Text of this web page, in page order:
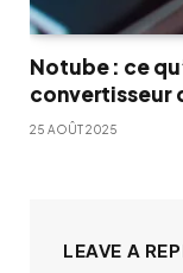
Notube : ce
convertisseur
25 AOÛT 2025
LEAVE A